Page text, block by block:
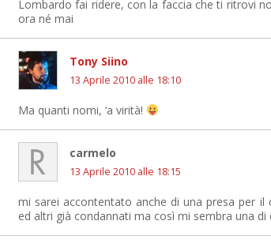
Lombardo fai ridere, con la faccia che ti ritrovi
ora né mai
Tony Siino
13 Aprile 2010 alle 18:10
Ma quanti nomi, ‘a virità!
carmelo
13 Aprile 2010 alle 18:15
mi sarei accontentato anche di una presa per
ed altri già condannati ma così mi sembra una